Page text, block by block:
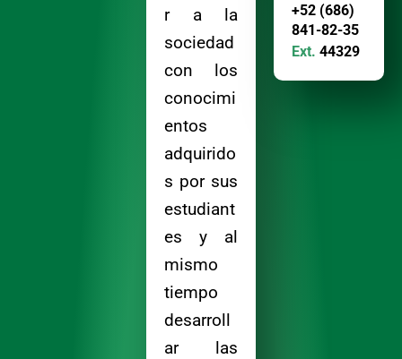
r a la
sociedad
con los
conocimi
entos
adquirido
s por sus
estudiant
es y al
mismo
tiempo
desarroll
ar las
+52 (686)
841-82-35
Ext. 44329